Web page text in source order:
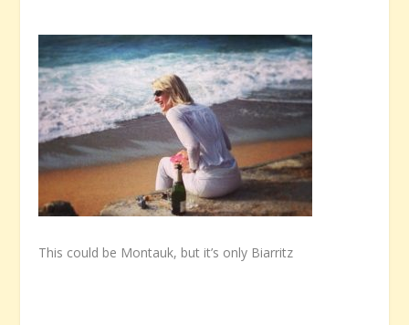
This could be Montauk, but it’s only Biarritz